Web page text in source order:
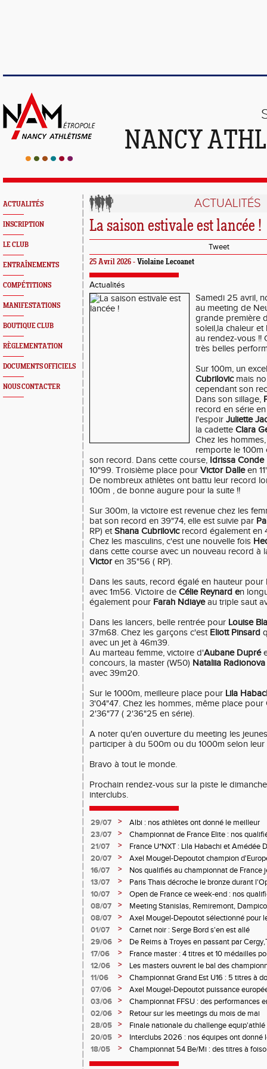
NANCY
ACTUALITÉS
INSCRIPTION
LE CLUB
ENTRAÎNEMENTS
COMPÉTITIONS
MANIFESTATIONS
BOUTIQUE CLUB
RÈGLEMENTATION
DOCUMENTS OFFICIELS
NOUS CONTACTER
ACTUALITÉS
La saison estivale est lancée !
Tweet
25 Avril 2026 - Violaine Lecoanet
Actualités
Samedi 25 avril,
au meeting de
grande première
soleil,la chaleur
au rendez-vous !!
très belles
Sur 100m, un
Cubrilovicmais
cependant son
Dans son sillage,
record en série
l'espoir Juliette
la cadette Clara
Chez les
remporte le 100m
son record. Dans cette course, Idrissa Conde
10"99. Troisième place pour Victor Dalleen
De nombreux athlètes ont battu leur record
100m , de bonne augure pour la suite !!
Sur 300m, la victoire est revenue chez les
bat son record en 39"74, elle est suivie par
RP) etShana Cubrilovicrecord également en
Chez les masculins, c'est une nouvelle fois
dans cette course avec un nouveau record à
Victoren 35"56 ( RP).
Dans les sauts, record égalé en hauteur pour
avec 1m56. Victoire de Célie Reynard en
également pour Farah Ndiayeau triple saut
Dans les lancers, belle rentrée pour Louise
37m68. Chez les garçons c'est Eliott Pinsard
avec un jet à 46m39.
Au marteau femme, victoire d'Aubane Dupré
concours, la master (W50) Nataliia Radionova
avec 39m20.
Sur le 1000m, meilleure place pour Lila
3'04"47. Chez les hommes, même place pour
2'36"77 ( 2'36"25 en série).
A noter qu'en ouverture du meeting les
participer à du 500m ou du 1000m selon
Bravo à tout le monde.
Prochain rendez-vous sur la piste le
interclubs.
29/07 >
Albi : nos athlètes ont donné le meilleur
23/07
>
Championnat de France Elite : nos
21/07
>
France U*NXT : Lila Habachi et Amédée
belles médailles
20/07 >
Axel Mougel-Depoutot champion
16/07
>
Nos qualifiés au championnat de France
13/07
>
Paris Thais décroche le bronze durant
10/07
>
Open de France ce week-end : nos
08/07
>
Meeting Stanislas, Remiremont,
08/07
>
Axel Mougel-Depoutot sélectionné pour
U18
01/07 >
Carnet noir : Serge Bord s'en est allé
29/06
>
De Reims à Troyes en passant par
performances étaient au rendez-vous
17/06 >
France master : 4 titres et 10 médailles
12/06
>
Les masters ouvrent le bal des
11/06
>
Championnat Grand Est U16 : 5 titres à
07/06
>
Axel Mougel-Depoutot puissance
03/06
>
Championnat FFSU : des performances
02/06
>
Retour sur les meetings du mois de mai
28/05
>
Finale nationale du challenge
minimes
20/05 >
Interclubs 2026 : nos équipes ont donné
18/05
> Championnat 54 Be/Mi : des titres à